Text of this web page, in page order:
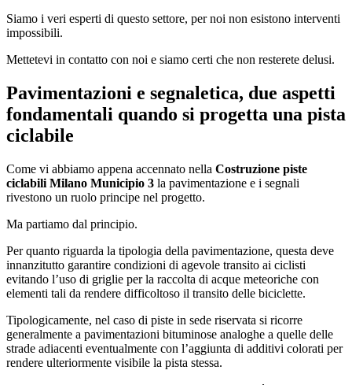
Siamo i veri esperti di questo settore, per noi non esistono interventi
impossibili.
Mettetevi in contatto con noi e siamo certi che non resterete delusi.
Pavimentazioni e segnaletica, due aspetti
fondamentali quando si progetta una pista
ciclabile
Come vi abbiamo appena accennato nella Costruzione piste
ciclabili Milano Municipio 3 la pavimentazione e i segnali
rivestono un ruolo principe nel progetto.
Ma partiamo dal principio.
Per quanto riguarda la tipologia della pavimentazione, questa deve
innanzitutto garantire condizioni di agevole transito ai ciclisti
evitando l’uso di griglie per la raccolta di acque meteoriche con
elementi tali da rendere difficoltoso il transito delle biciclette.
Tipologicamente, nel caso di piste in sede riservata si ricorre
generalmente a pavimentazioni bituminose analoghe a quelle delle
strade adiacenti eventualmente con l’aggiunta di additivi colorati per
rendere ulteriormente visibile la pista stessa.